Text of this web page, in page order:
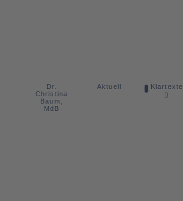
Dr.
Christina
Baum,
MdB
Aktuell Klartexte